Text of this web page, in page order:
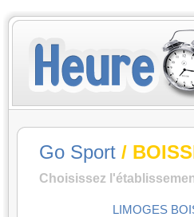
Go Sport /
Choisissez
LIMOGES